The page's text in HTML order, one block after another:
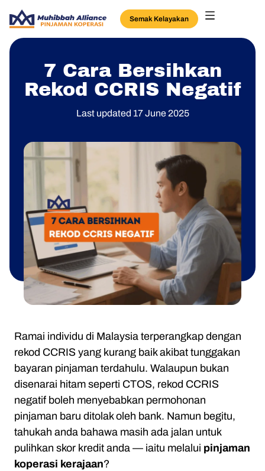
Semak Kelayakan
7 Cara Bersihkan
Rekod CCRIS Negatif
Last updated 17 June 2025
Ramai individu di Malaysia terperangkap dengan
rekod CCRIS yang kurang baik akibat tunggakan
bayaran pinjaman terdahulu. Walaupun bukan
disenarai hitam seperti CTOS, rekod CCRIS
negatif boleh menyebabkan permohonan
pinjaman baru ditolak oleh bank. Namun begitu,
tahukah anda bahawa masih ada jalan untuk
pulihkan skor kredit anda — iaitu melalui pinjaman
koperasi kerajaan?